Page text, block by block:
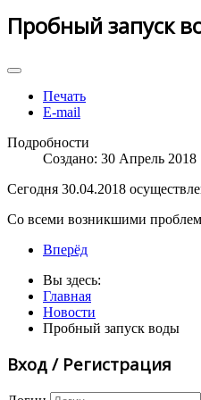
Пробный запуск
Печать
E-mail
Подробности
Создано: 30 Апрель 2018
Сегодня 30.04.2018
Со всеми возникшими
Вперёд
Вы здесь:
Главная
Новости
Пробный запуск воды
Вход / Регистрация